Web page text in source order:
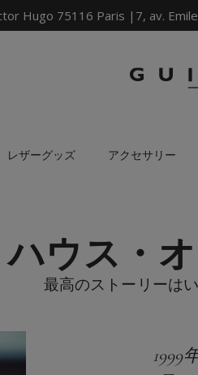
Hugo 75116 Paris |7, av.
レザーグッズ アクセサリー
ハウス・
最高のストーリーは
1999